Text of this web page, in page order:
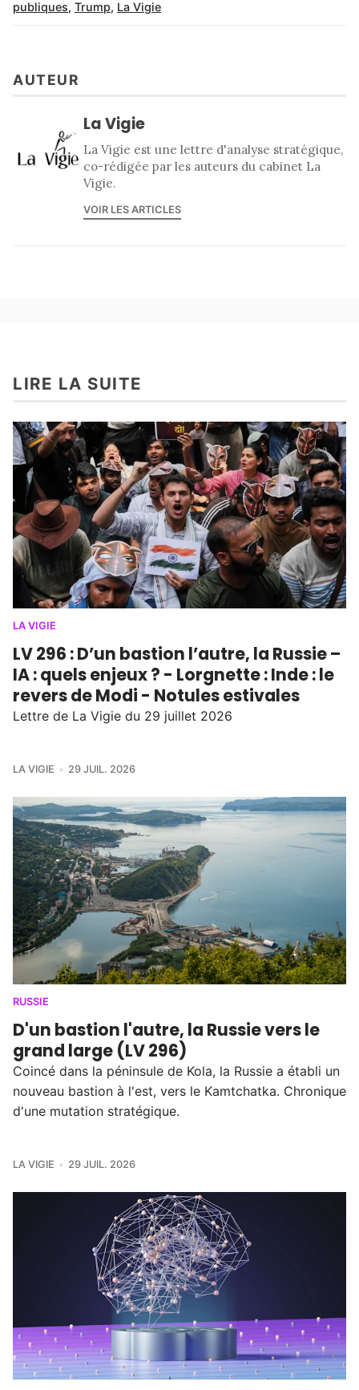
publiques, Trump, La Vigie
AUTEUR
La Vigie
La Vigie est une lettre d'analyse stratégique,
co-rédigée par les auteurs du cabinet La
Vigie.
VOIR LES ARTICLES
LIRE LA SUITE
LA VIGIE
LV 296 : D’un bastion l’autre, la Russie –
IA : quels enjeux ? - Lorgnette : Inde : le
revers de Modi - Notules estivales
Lettre de La Vigie du 29 juillet 2026
LA VIGIE 29 JUIL. 2026
RUSSIE
D'un bastion l'autre, la Russie vers le
grand large (LV 296)
Coincé dans la péninsule de Kola, la Russie a établi un
nouveau bastion à l'est, vers le Kamtchatka. Chronique
d'une mutation stratégique.
LA VIGIE 29 JUIL. 2026